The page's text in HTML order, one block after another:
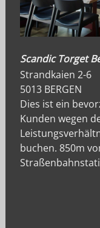
Scandic Torget
Strandkaien 2-6
5013 BERGEN
Dies ist ein
Kunden wegen
buchen. 850m